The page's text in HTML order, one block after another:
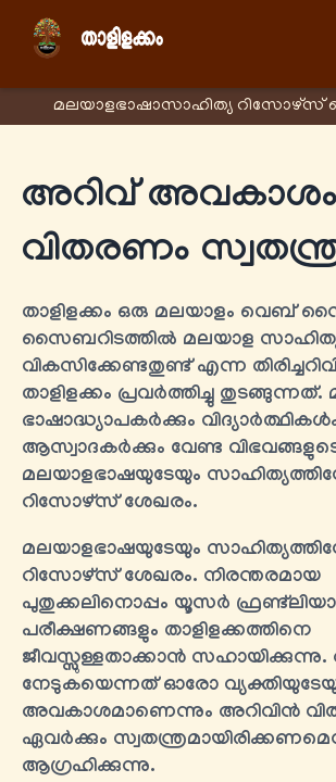
മലയാളഭാഷാസാഹിത്യ
അറിവ്
വിതരണം
താളിളക്കം ഒരു മലയാളം വെബ്
സൈബറിടത്തിൽ മലയാള
വികസിക്കേണ്ടതുണ്ട് എന്ന
താളിളക്കം പ്രവർത്തിച്ചു
ഭാഷാദ്ധ്യാപകർക്കും
ആസ്വാദകർക്കും വേണ്ട
മലയാളഭാഷയുടേയും
റിസോഴ്സ് ശേഖരം.
മലയാളഭാഷയുടേയും
റിസോഴ്സ് ശേഖരം. നിരന്തരമായ
പുതുക്കലിനൊപ്പം യൂസർ
പരീക്ഷണങ്ങളും താളിളക്കത്തിനെ
ജീവസ്സുള്ളതാക്കാൻ
നേടുകയെന്നത് ഓരോ
അവകാശമാണെന്നും അറിവിൻ
ഏവർക്കും
ആഗ്രഹിക്കുന്നു.